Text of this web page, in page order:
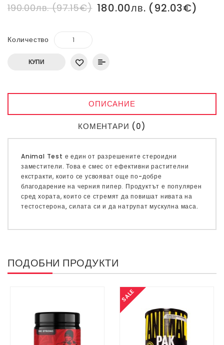
190.00лв. (97.15€) 180.00лв. (92.03€)
Количество
КУПИ
ОПИСАНИЕ
КОМЕНТАРИ (0)
Animal Test е един от разрешенитестероидни
заместители. Това е смес от ефективнирастителни
екстракти, които сеусвояват още по-добре
благодарение на черния пипер. Продуктъте популярен
сред хората, които се стремят даповишат нивата на
тестостерона, силата си и да натрупат мускулна маса.
ПОДОБНИ ПРОДУКТИ
SALE